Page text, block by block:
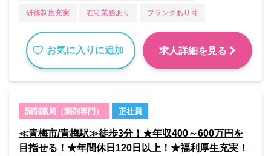
研修制度充実 在宅業務あり ブランクあり可
お気に入りに追加 求人詳細を見る
調剤薬局（調剤専門） 正社員
≪青梅市/青梅駅≫徒歩3分！★年収400～600万円を
目指せる！★年間休日120日以上！★福利厚生充実！